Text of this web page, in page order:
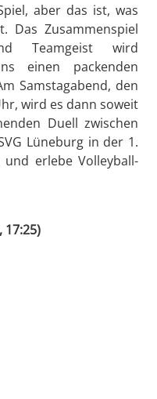
aber das ist, was
Das Zusammenspiel
Teamgeist wird
einen packenden
Samstagabend, den
wird es dann soweit
Duell zwischen
Lüneburg in der 1.
erlebe Volleyball-
17:25)